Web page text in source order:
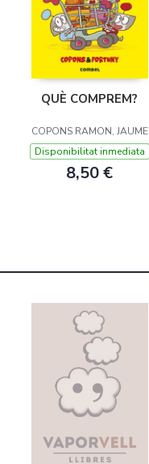
QUÈ COMPREM?
COPONS RAMON, JAUME
Disponibilitat inmediata
8,50 €